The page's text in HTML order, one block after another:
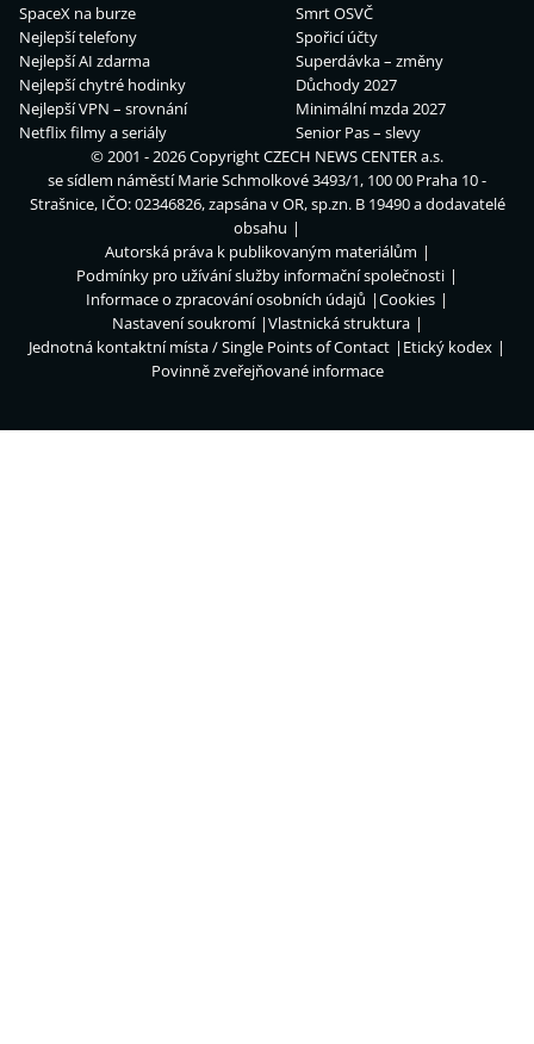
SpaceX na burze
Nejlepší telefony
Nejlepší AI zdarma
Nejlepší chytré hodinky
Nejlepší VPN – srovnání
Netflix filmy a seriály
Smrt OSVČ
Spořicí účty
Superdávka – změny
Důchody 2027
Minimální mzda 2027
Senior Pas – slevy
© 2001 - 2026 CopyrightCZECH NEWS CENTER a.s.
se sídlem náměstí Marie Schmolkové 3493/1, 100 00 Praha 10 -
Strašnice, IČO: 02346826, zapsána v OR, sp.zn. B 19490 a dodavatelé
obsahu
Autorská práva k publikovaným materiálům
Podmínky pro užívání služby informační společnosti
Informace o zpracování osobních údajů
Cookies
Nastavení soukromí
Vlastnická struktura
Jednotná kontaktní místa / Single Points of Contact
Etický kodex
Povinně zveřejňované informace